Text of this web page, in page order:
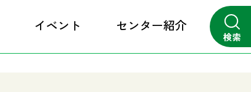
検索
イベント センター紹介